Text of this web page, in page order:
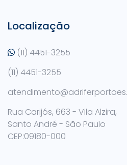
Localização
(11) 4451-3255
(11) 4451-3255
Rua Carijós, 663 - Vila Alzira,
Santo André - São Paulo
CEP:09180-000